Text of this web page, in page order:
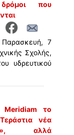
που
Παρασκευή, 7
Σχολής,
υδρευτικού
Meridiam το
νέα
αλλά